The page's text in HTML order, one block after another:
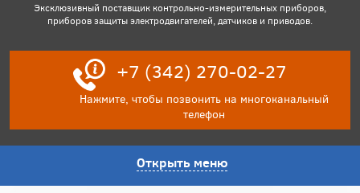
Эксклюзивный поставщик контрольно-измерительных приборов,
приборов защиты электродвигателей, датчиков и приводов.
+7 (342) 270-02-27
Нажмите, чтобы позвонить на многоканальный
телефон
Открыть меню